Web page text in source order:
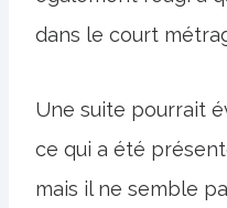
dans le court
Une suite pourrait
ce qui a été
mais il ne semble